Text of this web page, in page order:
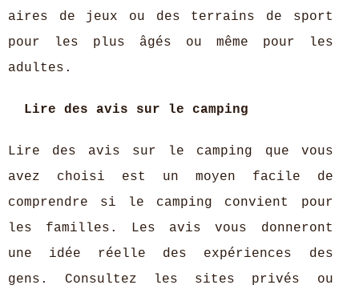
aires de jeux ou des terrains de sport
pour les plus âgés ou même pour les
adultes.
Lire des avis sur le camping
Lire des avis sur le camping que vous
avez choisi est un moyen facile de
comprendre si le camping convient pour
les familles. Les avis vous donneront
une idée réelle des expériences des
gens. Consultez les sites privés ou